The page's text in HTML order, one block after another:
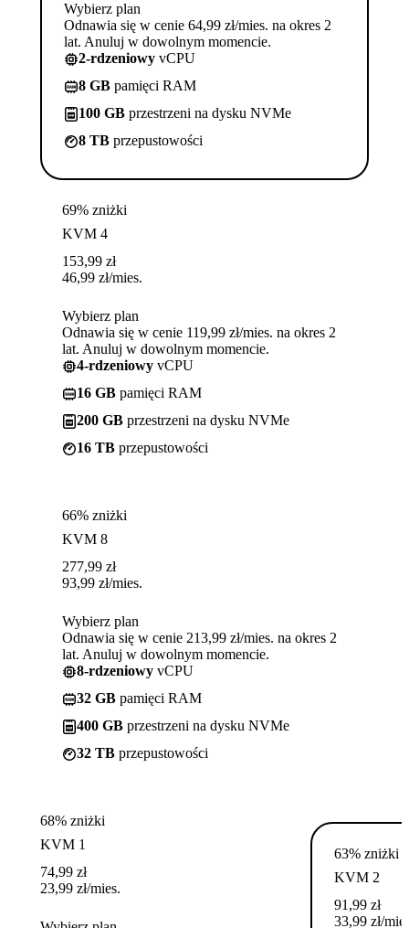
Wybierz plan
Odnawia się w cenie 64,99 zł/mies. na okres 2
lat. Anuluj w dowolnym momencie.
2-rdzeniowy vCPU
8 GB pamięci RAM
100 GB przestrzeni na dysku NVMe
8 TB przepustowości
69% zniżki
KVM 4
153,99 zł
46,99 zł/mies.
Wybierz plan
Odnawia się w cenie 119,99 zł/mies. na okres 2
lat. Anuluj w dowolnym momencie.
4-rdzeniowy vCPU
16 GB pamięci RAM
200 GB przestrzeni na dysku NVMe
16 TB przepustowości
66% zniżki
KVM 8
277,99 zł
93,99 zł/mies.
Wybierz plan
Odnawia się w cenie 213,99 zł/mies. na okres 2
lat. Anuluj w dowolnym momencie.
8-rdzeniowy vCPU
32 GB pamięci RAM
400 GB przestrzeni na dysku NVMe
32 TB przepustowości
68% zniżki
KVM 1
74,99 zł
23,99 zł/mies.
63% zniżki
KVM 2
91,99 zł
33,99 zł/